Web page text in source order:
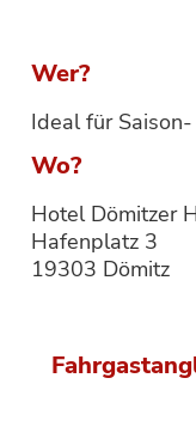
Wer?
Ideal für
Wo?
Hotel Dömitzer
Hafenplatz 3
19303 Dömitz